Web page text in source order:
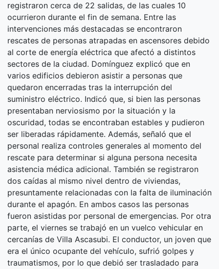
registraron cerca de 22 salidas, de las cuales 10
ocurrieron durante el fin de semana. Entre las
intervenciones más destacadas se encontraron
rescates de personas atrapadas en ascensores debido
al corte de energía eléctrica que afectó a distintos
sectores de la ciudad. Domínguez explicó que en
varios edificios debieron asistir a personas que
quedaron encerradas tras la interrupción del
suministro eléctrico. Indicó que, si bien las personas
presentaban nerviosismo por la situación y la
oscuridad, todas se encontraban estables y pudieron
ser liberadas rápidamente. Además, señaló que el
personal realiza controles generales al momento del
rescate para determinar si alguna persona necesita
asistencia médica adicional. También se registraron
dos caídas al mismo nivel dentro de viviendas,
presuntamente relacionadas con la falta de iluminación
durante el apagón. En ambos casos las personas
fueron asistidas por personal de emergencias. Por otra
parte, el viernes se trabajó en un vuelco vehicular en
cercanías de Villa Ascasubi. El conductor, un joven que
era el único ocupante del vehículo, sufrió golpes y
traumatismos, por lo que debió ser trasladado para